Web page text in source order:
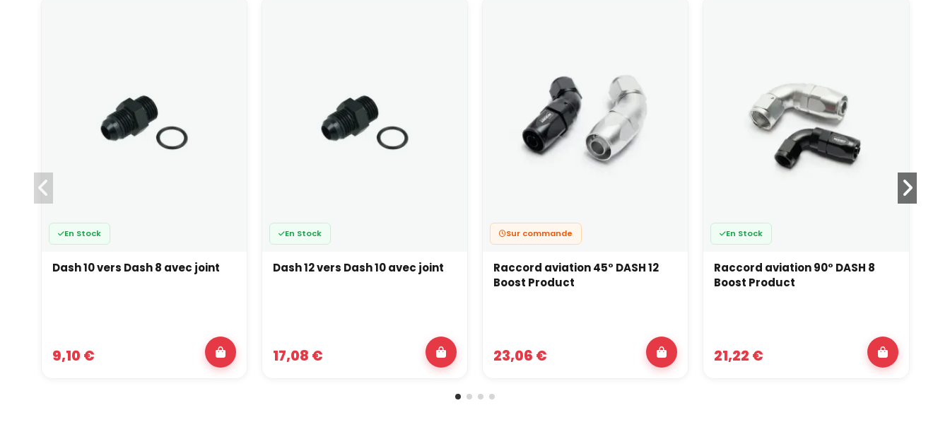
En Stock
Dash 10 vers Dash 8 avec joint
9,10 €
En Stock
Dash 12 vers Dash 10 avec joint
17,08 €
Sur commande
Raccord aviation 45° DASH 12
Boost Product
23,06 €
En Stock
Raccord aviation 90° DASH 8
Boost Product
21,22 €